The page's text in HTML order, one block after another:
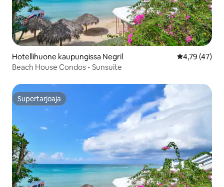
Hotellihuone kaupungissa Negril
4,79 (47)
Beach House Condos - Sunsuite
Supertarjoaja
Supertarjoaja